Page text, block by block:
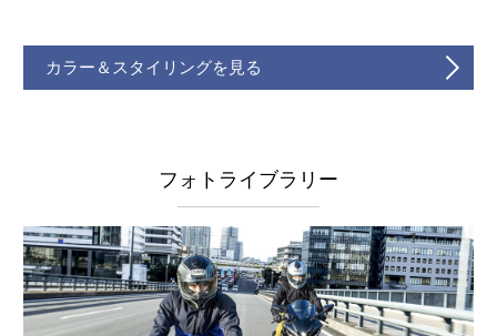
カラー＆スタイリングを見る
フォトライブラリー